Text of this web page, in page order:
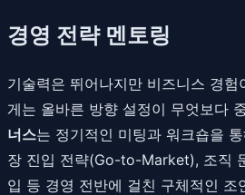
경영 전략 멘토링
기술력은 뛰어나지만 비즈니스 경험
게는 올바른 방향 설정이 무엇보다
너스는 정기적인 미팅과 워크숍을
장 진입 전략(Go-to-Market), 조직
입 등 경영 전반에 걸친 구체적인 조